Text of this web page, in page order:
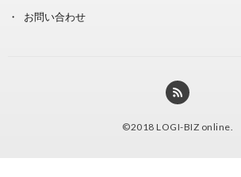
お問い合わせ
©2018 LOGI-BIZ online